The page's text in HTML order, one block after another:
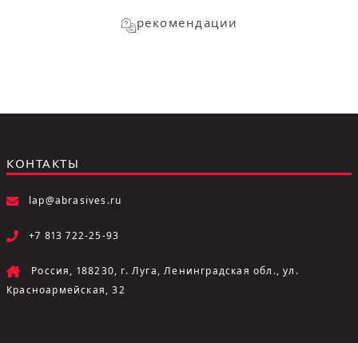
рекомендации
КОНТАКТЫ
lap@abrasives.ru
+7 813 722-25-93
Россия, 188230, г. Луга, Ленинградская обл., ул.
Красноармейская, 32